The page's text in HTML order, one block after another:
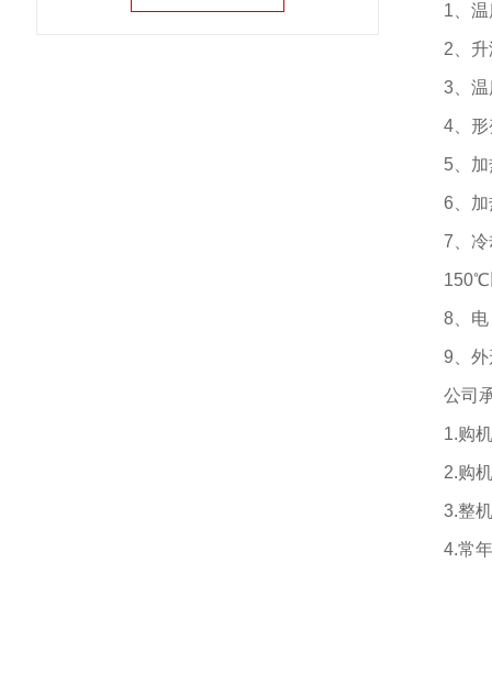
1 、
2 、
3 、
4 、
5 、
6 、
7 、
150℃
8 、
9 、
公司
1.购
2.购
3.整
4.常